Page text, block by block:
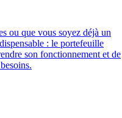
ou que vous soyez déjà un
: le portefeuille
son fonctionnement et de